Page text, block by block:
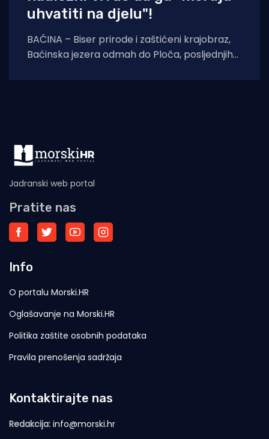
uhvatiti na djelu"!
BAĆINA – Biser prirode i zaštićeni krajobraz,
Baćinska jezera odmah do Ploča, posljednjih
Jadranski web portal
Pratite nas
Info
O portalu Morski.HR
Oglašavanje na Morski.HR
Politika zaštite osobnih podataka
Pravila prenošenja sadržaja
Kontaktirajte nas
Redakcija: info@morski.hr